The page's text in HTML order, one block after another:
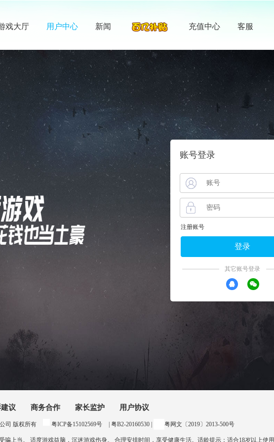
戏大厅 用户中心 新闻 充值中心 客服
账号登录
注册账号
登录
其它账号登录
议 商务合作 家长监护 用户协议
司 版权所有 粤ICP备15102569号 | 粤B2-20160530 | 粤网文〔2019〕2013-500号
上当。 适度游戏益脑，沉迷游戏伤身。 合理安排时间，享受健康生活。适龄提示：适合18岁以上使用